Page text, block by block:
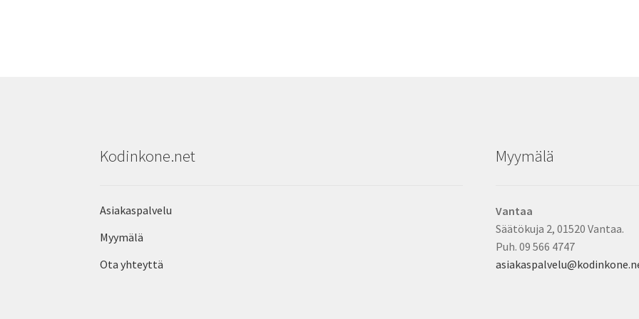
Kodinkone.net
Asiakaspalvelu
Myymälä
Ota yhteyttä
Myymälä
Vantaa
Säätökuja 2, 01520 Vantaa.
Puh. 09 566 4747